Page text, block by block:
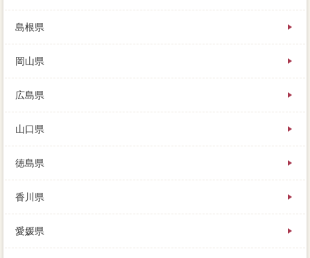
島根県
岡山県
広島県
山口県
徳島県
香川県
愛媛県